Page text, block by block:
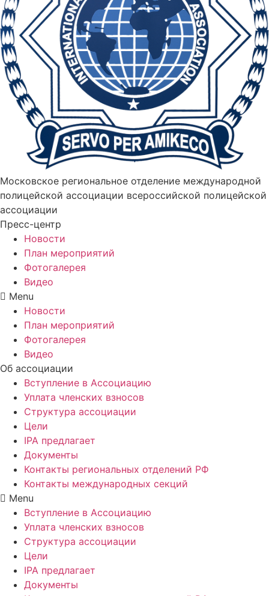
Московское региональное отделение международной
полицейской ассоциации всероссийской полицейской
ассоциации
Пресс-центр
Новости
План мероприятий
Фотогалерея
Видео
Menu
Новости
План мероприятий
Фотогалерея
Видео
Об ассоциации
Вступление в Ассоциацию
Уплата членских взносов
Структура ассоциации
Цели
IPA предлагает
Документы
Контакты региональных отделений РФ
Контакты международных секций
Menu
Вступление в Ассоциацию
Уплата членских взносов
Структура ассоциации
Цели
IPA предлагает
Документы